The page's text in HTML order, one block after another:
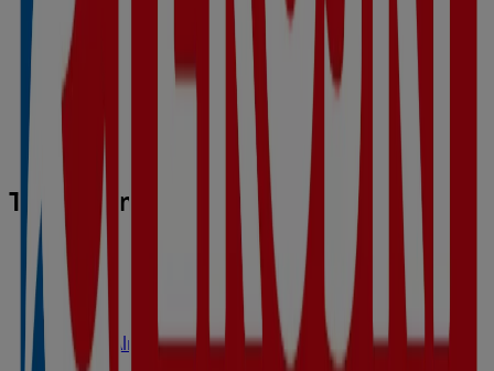
Tiendas más cercanas
Eroski
Carrer Almagro 2, Puerto de Sagunto